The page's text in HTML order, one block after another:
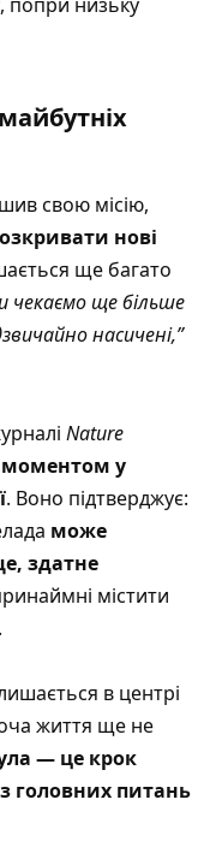
свою місію,
нові
ще багато
чекаємо ще більше
насичені,”
Nature
у
. Воно підтверджує:
може
здатне
містити
в центрі
життя ще не
— це крок
головних питань